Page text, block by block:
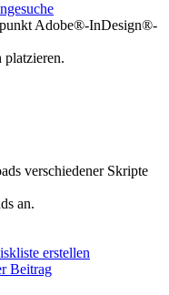
Adobe®-InDesign®-
platzieren.
verschiedener Skripte
an.
erstellen
Beitrag